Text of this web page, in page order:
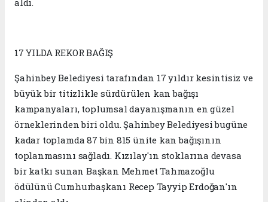
17 YILDA REKOR BAĞIŞ
Şahinbey Belediyesi tarafından 17 yıldır kesintisiz ve
büyük bir titizlikle sürdürülen kan bağışı
kampanyaları, toplumsal dayanışmanın en güzel
örneklerinden biri oldu. Şahinbey Belediyesi bugüne
kadar toplamda 87 bin 815 ünite kan bağışının
toplanmasını sağladı. Kızılay'ın stoklarına devasa
bir katkı sunan Başkan Mehmet Tahmazoğlu
ödülünü Cumhurbaşkanı Recep Tayyip Erdoğan'ın